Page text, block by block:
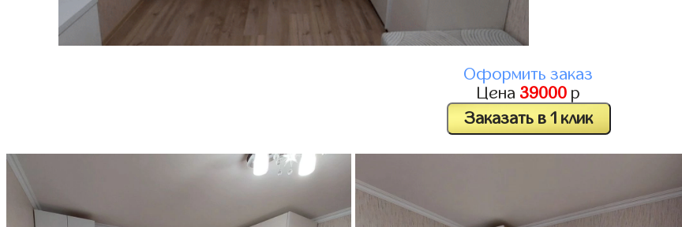
Оформить заказ
Цена 39000 р
Заказать в 1 клик